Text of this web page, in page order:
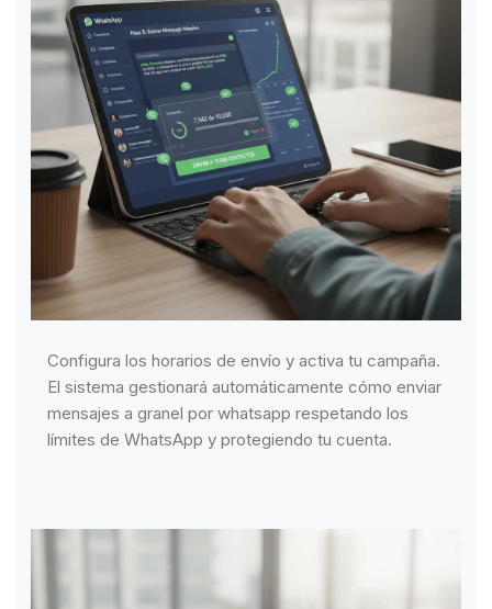
Configura los horarios de envío y activa tu campaña.
El sistema gestionará automáticamente cómo enviar
mensajes a granel por whatsapp respetando los
límites de WhatsApp y protegiendo tu cuenta.